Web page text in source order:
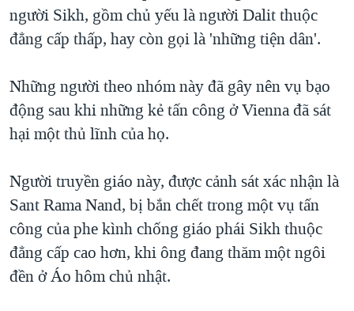
NGƯ DÂN VIỆT VÀ LÀN SÓNG TRỘM HẢI SÂM
BÊN KIA QUỐC LỘ: TIẾNG VỌNG TỪ NÔNG THÔN MỸ
người Sikh, gồm chủ yếu là người Dalit thuộc
đẳng cấp thấp, hay còn gọi là 'những tiện dân'.
Những người theo nhóm này đã gây nên vụ bạo
động sau khi những kẻ tấn công ở Vienna đã sát
hại một thủ lĩnh của họ.
Người truyền giáo này, được cảnh sát xác nhận là
Sant Rama Nand, bị bắn chết trong một vụ tấn
công của phe kình chống giáo phái Sikh thuộc
đẳng cấp cao hơn, khi ông đang thăm một ngôi
đền ở Áo hôm chủ nhật.